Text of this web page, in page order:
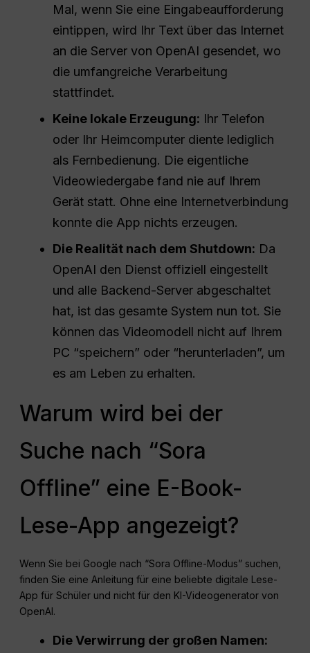
Mal, wenn Sie eine Eingabeaufforderung
eintippen, wird Ihr Text über das Internet
an die Server von OpenAI gesendet, wo
die umfangreiche Verarbeitung
stattfindet.
Keine lokale Erzeugung: Ihr Telefon
oder Ihr Heimcomputer diente lediglich
als Fernbedienung. Die eigentliche
Videowiedergabe fand nie auf Ihrem
Gerät statt. Ohne eine Internetverbindung
konnte die App nichts erzeugen.
Die Realität nach dem Shutdown: Da
OpenAI den Dienst offiziell eingestellt
und alle Backend-Server abgeschaltet
hat, ist das gesamte System nun tot. Sie
können das Videomodell nicht auf Ihrem
PC “speichern” oder “herunterladen”, um
es am Leben zu erhalten.
Warum wird bei der
Suche nach “Sora
Offline” eine E-Book-
Lese-App angezeigt?
Wenn Sie bei Google nach “Sora Offline-Modus” suchen,
finden Sie eine Anleitung für eine beliebte digitale Lese-
App für Schüler und nicht für den KI-Videogenerator von
OpenAI.
Die Verwirrung der großen Namen: